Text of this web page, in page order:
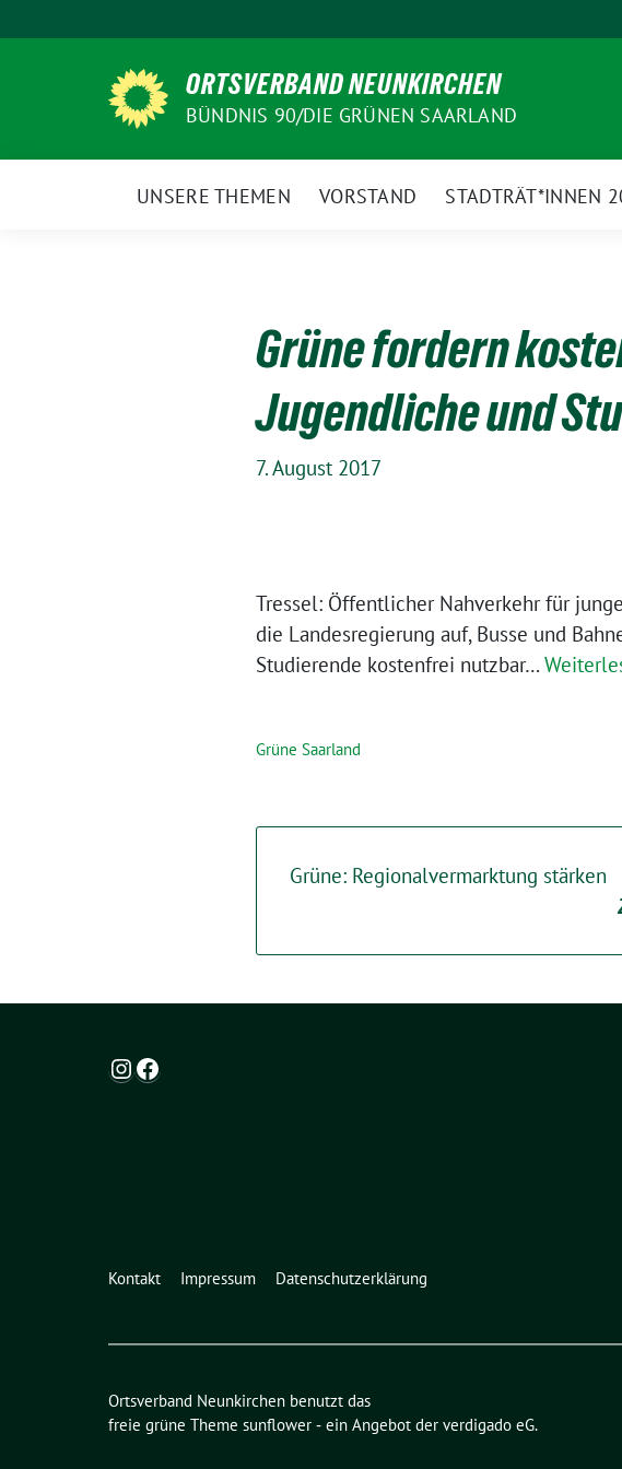
zum
ORTSVERBAND NEUNKIRCHEN
BÜNDNIS 90/DIE GRÜNEN SAARLAND
UNSERE THEMEN VORSTAND STADTRÄT*INNEN
Grüne fordern
Jugendliche und
7. August 2017
Tressel: Öffentlicher Nahverkehr für
die Landesregierung auf, Busse und
Studierende kostenfrei nutzbar…
Grüne Saarland
Grüne: Regionalvermarktung stärken
Instagram
Facebook
Kontakt Impressum Datenschutzerklärung
Ortsverband Neunkirchen benutzt das
freie grüne Theme sunflower ‐ ein Angebot der verdigado eG.